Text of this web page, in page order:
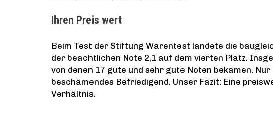
Ihren Preis wert
Beim Test der Stiftung Warentest landete die
der beachtlichen Note 2,1 auf dem vierten Platz.
von denen 17 gute und sehr gute Noten bekamen.
beschämendes Befriedigend. Unser Fazit: Eine
Verhältnis.